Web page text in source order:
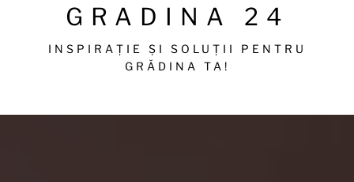
GRADINA 24
INSPIRAȚIE ȘI SOLUȚII PENTRU
GRĂDINA TA!